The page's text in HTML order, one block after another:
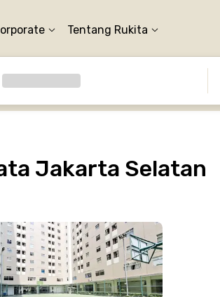
Tentang Rukita
Jakarta Selatan